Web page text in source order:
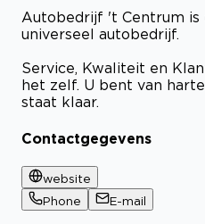
Autobedrijf 't Centrum is
universeel autobedrijf.
Service, Kwaliteit en
het zelf. U bent van
staat klaar.
Contactgegevens
website
Phone
E-mail